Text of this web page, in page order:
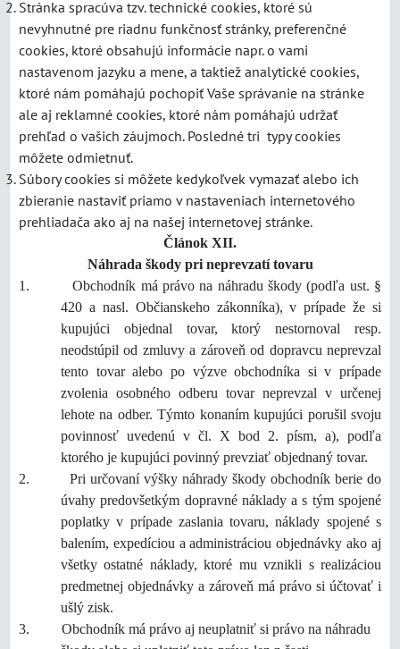
Stránka spracúva tzv. technické cookies, ktoré sú
nevyhnutné pre riadnu funkčnosť stránky, preferenčné
cookies, ktoré obsahujú informácie napr. o vami
nastavenom jazyku a mene, a taktiež analytické cookies,
ktoré nám pomáhajú pochopiť Vaše správanie na stránke
ale aj reklamné cookies, ktoré nám pomáhajú udržať
prehľad o vašich záujmoch. Posledné tri typy cookies
môžete odmietnuť.
Súbory cookies si môžete kedykoľvek vymazať alebo ich
zbieranie nastaviť priamo v nastaveniach internetového
prehliadača ako aj na našej internetovej stránke.
Článok XII.
Náhrada škody pri neprevzatí tovaru
1. Obchodník má právo na náhradu škody (podľa ust. §
420 a nasl. Občianskeho zákonníka), v prípade že si
kupujúci objednal tovar, ktorý nestornoval resp.
neodstúpil od zmluvy a zároveň od dopravcu neprevzal
tento tovar alebo po výzve obchodníka si v prípade
zvolenia osobného odberu tovar neprevzal v určenej
lehote na odber. Týmto konaním kupujúci porušil svoju
povinnosť uvedenú v čl. X bod 2. písm, a), podľa
ktorého je kupujúci povinný prevziať objednaný tovar.
2. Pri určovaní výšky náhrady škody obchodník berie do
úvahy predovšetkým dopravné náklady a s tým spojené
poplatky v prípade zaslania tovaru, náklady spojené s
balením, expedíciou a administráciou objednávky ako aj
všetky ostatné náklady, ktoré mu vznikli s realizáciou
predmetnej objednávky a zároveň má právo si účtovať i
ušlý zisk.
3. Obchodník má právo aj neuplatniť si právo na náhradu